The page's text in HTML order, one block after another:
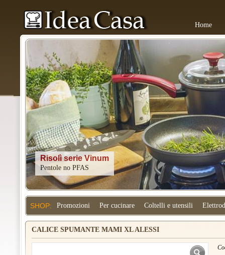
Home
Kitchenaid
SHOP: Promozioni Per cucinare Coltelli e utensili
CALICE SPUMANTE MAMI XL ALESSI